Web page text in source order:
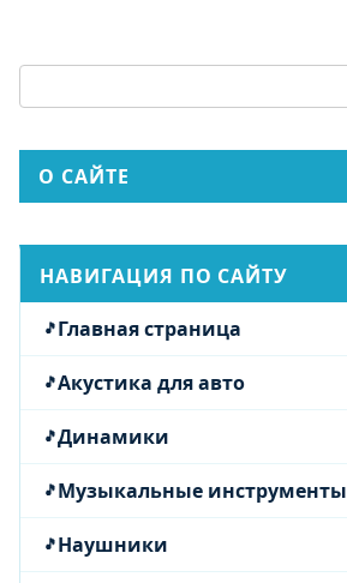
О САЙТЕ
НАВИГАЦИЯ ПО САЙТУ
Главная страница
Акустика для авто
Динамики
Музыкальные инструменты
Наушники